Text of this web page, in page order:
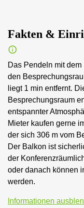
Fakten &
Das Pendeln mit
den
liegt 1 min entfernt.
Besprechungsraum
entspannter
Mieter kaufen gerne
der sich 306 m vom
Der Balkon ist
der
oder danach können
werden.
Informationen